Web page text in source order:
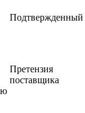
Подтвержденный
Претензия
поставщика